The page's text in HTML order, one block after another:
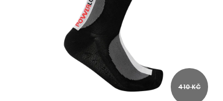
410 KČ